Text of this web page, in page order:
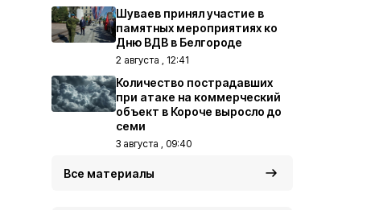
Шуваев принял участие в
памятных мероприятиях ко
Дню ВДВ в Белгороде
2 августа , 12:41
Количество пострадавших
при атаке на коммерческий
объект в Короче выросло до
семи
3 августа , 09:40
Все материалы